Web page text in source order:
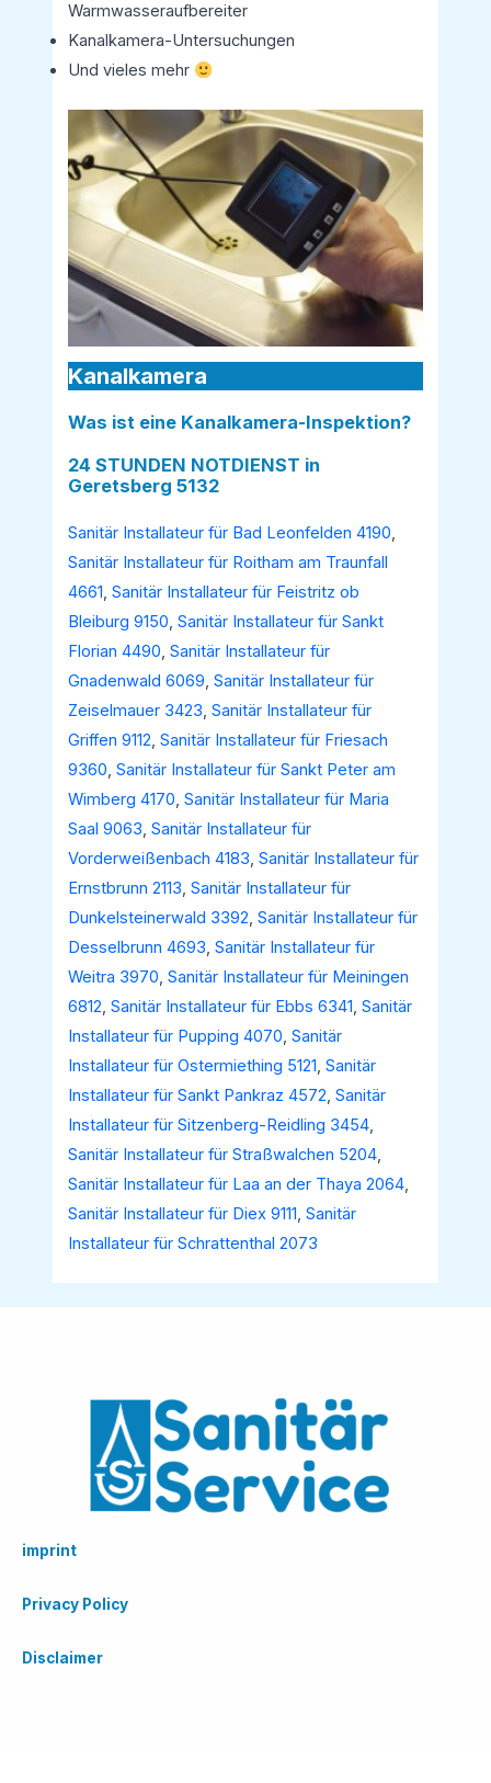
Warmwasseraufbereiter
Kanalkamera-Untersuchungen
Und vieles mehr
Kanalkamera
Was ist eine Kanalkamera-Inspektion?
24 STUNDEN NOTDIENST in
Geretsberg 5132
Sanitär Installateur für Bad Leonfelden 4190,
Sanitär Installateur für Roitham am Traunfall
4661,Sanitär Installateur für Feistritz ob
Bleiburg 9150,Sanitär Installateur für Sankt
Florian 4490,Sanitär Installateur für
Gnadenwald 6069,Sanitär Installateur für
Zeiselmauer 3423,Sanitär Installateur für
Griffen 9112,Sanitär Installateur für Friesach
9360,Sanitär Installateur für Sankt Peter am
Wimberg 4170,Sanitär Installateur für Maria
Saal 9063,Sanitär Installateur für
Vorderweißenbach 4183,Sanitär Installateur für
Ernstbrunn 2113,Sanitär Installateur für
Dunkelsteinerwald 3392,Sanitär Installateur für
Desselbrunn 4693,Sanitär Installateur für
Weitra 3970,Sanitär Installateur für Meiningen
6812,Sanitär Installateur für Ebbs 6341,Sanitär
Installateur für Pupping 4070,Sanitär
Installateur für Ostermiething 5121,Sanitär
Installateur für Sankt Pankraz 4572,Sanitär
Installateur für Sitzenberg-Reidling 3454,
Sanitär Installateur für Straßwalchen 5204,
Sanitär Installateur für Laa an der Thaya 2064,
Sanitär Installateur für Diex 9111,Sanitär
Installateur für Schrattenthal 2073
imprint
Privacy Policy
Disclaimer